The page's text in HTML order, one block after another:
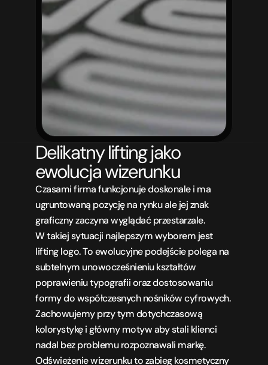
Delikatny lifting jako
ewolucja wizerunku
Czasami firma funkcjonuje doskonale i ma
ugruntowaną pozycję na rynku ale jej znak
graficzny zaczyna wyglądać przestarzale.
W takiej sytuacji najlepszym wyborem jest
lifting logo. To ewolucyjne podejście polega na
subtelnym unowocześnieniu kształtów
poprawieniu typografii oraz dostosowaniu
formy do współczesnych nośników cyfrowych.
Zachowujemy przy tym dotychczasową
kolorystykę i główny motyw aby stali klienci
nadal bez problemu rozpoznawali markę.
Odświeżenie wizerunku to zabieg kosmetyczny